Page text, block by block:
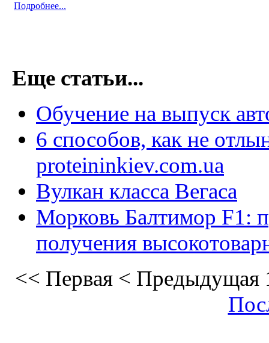
Подробнее...
Еще статьи...
Обучение на выпуск
6 способов, как не
proteininkiev.com.ua
Вулкан класса Вегаса
Морковь Балтимор F1:
получения
<< Первая< Предыдущая